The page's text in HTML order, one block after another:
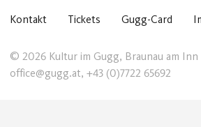
Kontakt Tickets Gugg-Card
© 2026 Kultur im Gugg, Braunau am Inn
office@gugg.at, +43 (0)7722 65692